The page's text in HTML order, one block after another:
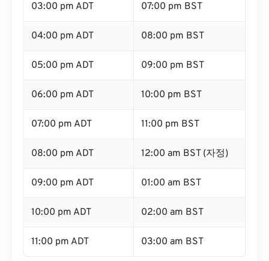
03:00 pm ADT 07:00 pm BST
04:00 pm ADT 08:00 pm BST
05:00 pm ADT 09:00 pm BST
06:00 pm ADT 10:00 pm BST
07:00 pm ADT 11:00 pm BST
08:00 pm ADT 12:00 am BST (자정)
09:00 pm ADT 01:00 am BST
10:00 pm ADT 02:00 am BST
11:00 pm ADT 03:00 am BST